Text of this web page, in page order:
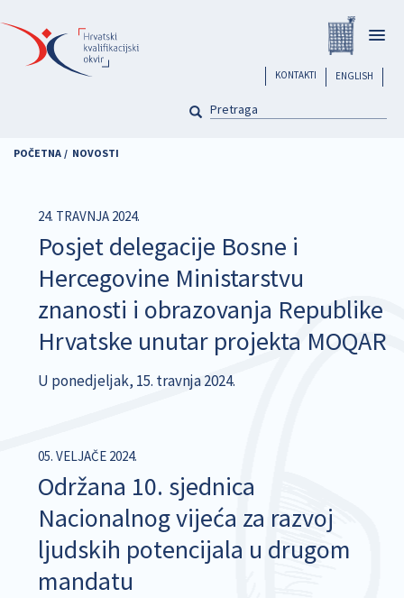
na
glavni
sadržaj
ENGLISH
header
KONTAKTI
PRETRAGA
POČETNA NOVOSTI
24. TRAVNJA 2024.
Posjet delegacije Bosne i
Hercegovine Ministarstvu
znanosti i obrazovanja Republike
Hrvatske unutar projekta MOQAR
U ponedjeljak, 15. travnja 2024.
05. VELJAČE 2024.
Održana 10. sjednica
Nacionalnog vijeća za razvoj
ljudskih potencijala u drugom
mandatu